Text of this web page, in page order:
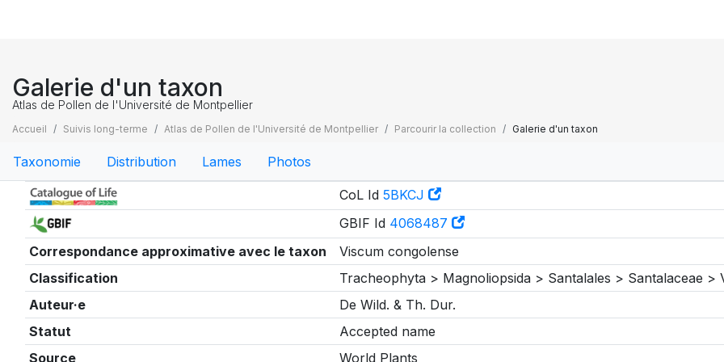
Galerie d'un taxon
Atlas de Pollen de l'Université de Montpellier
Accueil Suivis long-terme Atlas de Pollen de l'Université de Montpellier Parcourir la collection Galerie d'un taxon
Taxonomie Distribution Lames Photos
Taxonomie
CoL Id 5BKCJ
GBIF Id 4068487
Correspondance approximative avec le taxon
Viscum congolense
Classification
Tracheophyta > Magnoliopsida > Santalales > Santalaceae >
Auteur·e
De Wild. & Th. Dur.
Statut
Accepted name
Source
World Plants